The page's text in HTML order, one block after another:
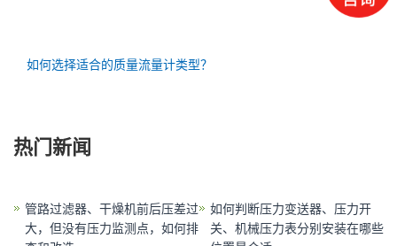
如何选择适合的质量流量计类型？
热门新闻
管路过滤器、干燥机前后压差过
大，但没有压力监测点，如何排
如何判断压力变送器、压力开
关、机械压力表分别安装在哪些